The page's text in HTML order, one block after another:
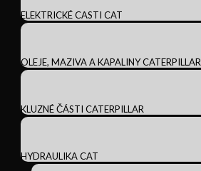
ELEKTRICKÉ CASTI CAT
OLEJE, MAZIVA A KAPALINY CATERPILLAR
KLUZNÉ ČÁSTI CATERPILLAR
HYDRAULIKA CAT